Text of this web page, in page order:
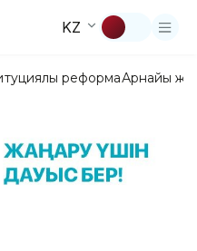
KZ
реформаАрнайы